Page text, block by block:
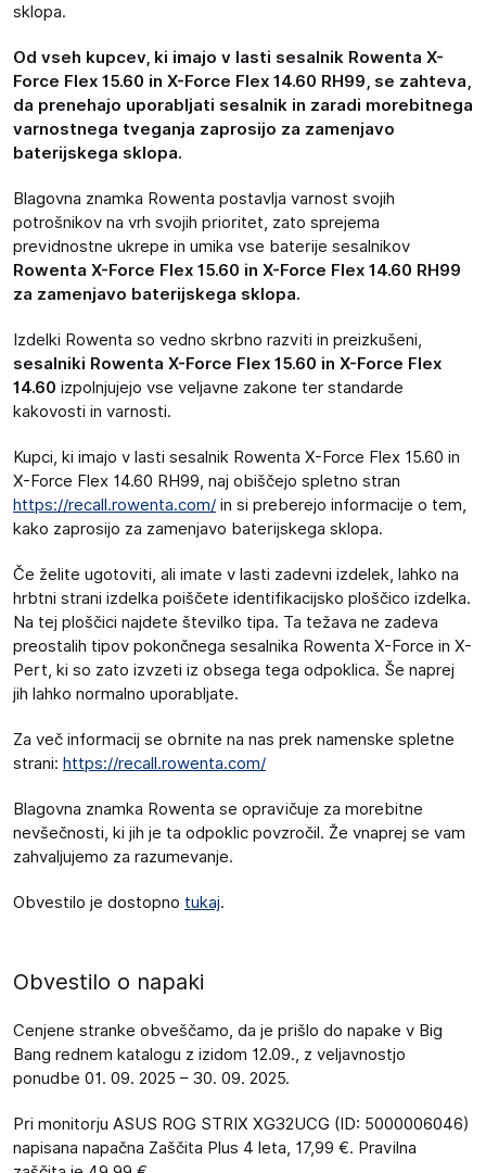
sklopa.
Od vseh kupcev, ki imajo v lasti sesalnik Rowenta X-
Force Flex 15.60 in X-Force Flex 14.60 RH99, se zahteva,
da prenehajo uporabljati sesalnik in zaradi morebitnega
varnostnega tveganja zaprosijo za zamenjavo
baterijskega sklopa.
Blagovna znamka Rowenta postavlja varnost svojih
potrošnikov na vrh svojih prioritet, zato sprejema
previdnostne ukrepe in umika vse baterije sesalnikov
Rowenta X-Force Flex 15.60 in X-Force Flex 14.60 RH99
za zamenjavo baterijskega sklopa.
Izdelki Rowenta so vedno skrbno razviti in preizkušeni,
sesalniki Rowenta X-Force Flex 15.60 in X-Force Flex
14.60 izpolnjujejo vse veljavne zakone ter standarde
kakovosti in varnosti.
Kupci, ki imajo v lasti sesalnik Rowenta X-Force Flex 15.60 in
X-Force Flex 14.60 RH99, naj obiščejo spletno stran
https://recall.rowenta.com/ in si preberejo informacije o tem,
kako zaprosijo za zamenjavo baterijskega sklopa.
Če želite ugotoviti, ali imate v lasti zadevni izdelek, lahko na
hrbtni strani izdelka poiščete identifikacijsko ploščico izdelka.
Na tej ploščici najdete številko tipa. Ta težava ne zadeva
preostalih tipov pokončnega sesalnika Rowenta X-Force in X-
Pert, ki so zato izvzeti iz obsega tega odpoklica. Še naprej
jih lahko normalno uporabljate.
Za več informacij se obrnite na nas prek namenske spletne
strani: https://recall.rowenta.com/
Blagovna znamka Rowenta se opravičuje za morebitne
nevšečnosti, ki jih je ta odpoklic povzročil. Že vnaprej se vam
zahvaljujemo za razumevanje.
Obvestilo je dostopno tukaj.
Obvestilo o napaki
Cenjene stranke obveščamo, da je prišlo do napake v Big
Bang rednem katalogu z izidom 12.09., z veljavnostjo
ponudbe 01. 09. 2025 – 30. 09. 2025.
Pri monitorju ASUS ROG STRIX XG32UCG (ID: 5000006046)
napisana napačna Zaščita Plus 4 leta, 17,99 €. Pravilna